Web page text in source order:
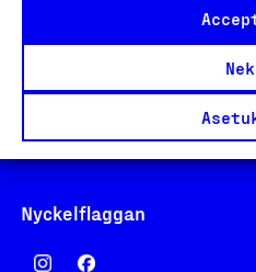
laskutus@suomalainentyo.fi
Nyckelflaggan